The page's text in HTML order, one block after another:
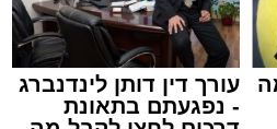
מעגלים
עורך דין דותן לינדנברג
- נפגעתם בתאונת